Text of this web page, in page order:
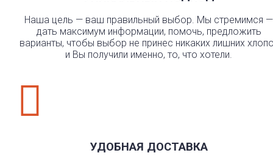
Наша цель — ваш правильный выбор. Мы стремимся —
дать максимум информации, помочь, предложить
варианты, чтобы выбор не принес никаких лишних
и Вы получили именно, то, что хотели.

УДОБНАЯ ДОСТАВКА